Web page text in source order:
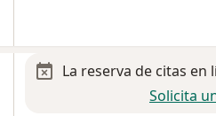
La reserva de citas
Solicita